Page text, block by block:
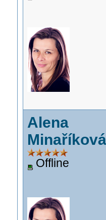
Alena
Minaříková
Offline